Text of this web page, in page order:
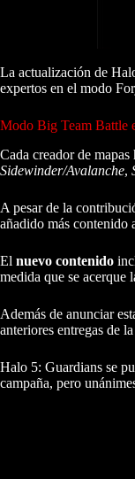
La actualización de
expertos en el modo
Modo Big Team Battle
Cada creador de
Sidewinder/Avalanche,
A pesar de la
añadido más contenido
El nuevo contenido
medida que se acerque
Además de anunciar
anteriores entregas de
Halo 5: Guardians se
campaña, pero